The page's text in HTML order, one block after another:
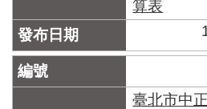
算表
臺北市中